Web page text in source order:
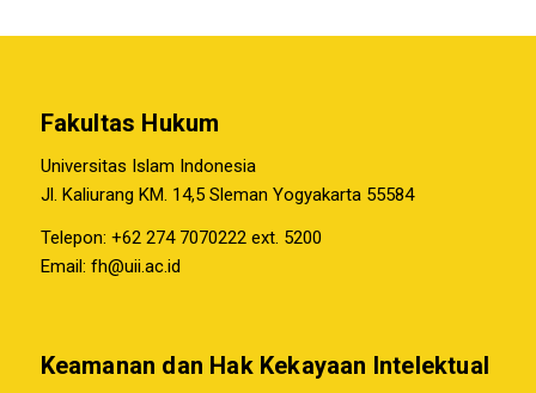
Fakultas Hukum
Universitas Islam Indonesia
Jl. Kaliurang KM. 14,5 Sleman Yogyakarta 55584
Telepon: +62 274 7070222 ext. 5200
Email: fh@uii.ac.id
Keamanan dan Hak Kekayaan Intelektual